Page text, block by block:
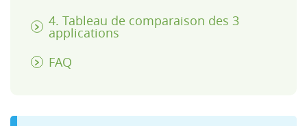
4. Tableau de comparaison des 3
applications
FAQ